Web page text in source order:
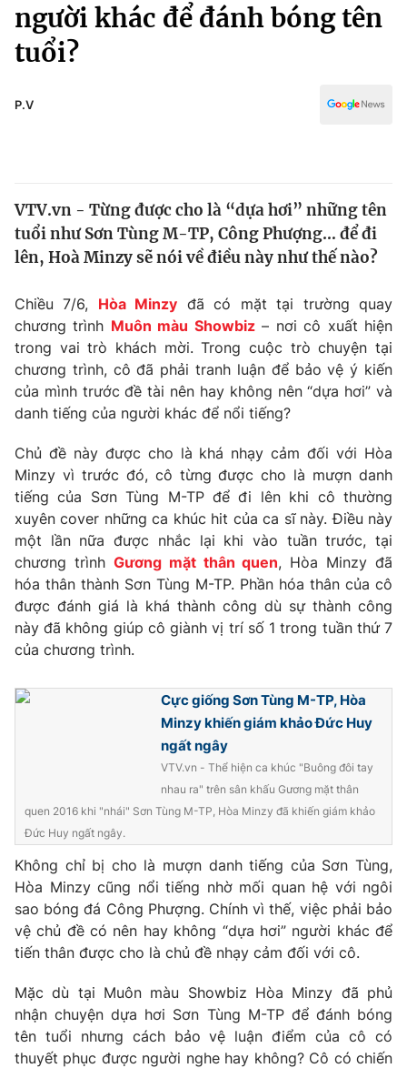
Chính trị
Xã hội
Pháp luật
Thế giới
Tin tức
Câu chuyện quốc tế
Kinh tế
Tài chính
Thị trường
Góc doanh nghiệp
Dữ liệu và đời sống
Truyền hình
Phim VTV
Hậu trường
Nhân vật
Khán giả
Giải sao mai
Điện ảnh
Âm nhạc
Sao
Đời sống
Du lịch
Làm đẹp
Chất lượng cuộc sống
Giáo dục
Tuyển sinh
Học trực tuyến
Công nghệ
Hitech Công nghệ tương lai
Sản phẩm
Thị trường
Giao lưu trực tuyến
Lịch phát sóng
Podcast
Photo Infographic
Video Shorts video
VTV Money VTV Thể thao
VTV Sức khoẻ Bất động sản
Thị trường 24h Tấm lòng Việt
Truyền hình
Văn hóa - Giải trí
người khác để đánh bóng tên
tuổi?
P.V
VTV.vn - Từng được cho là “dựa hơi” những tên
tuổi như Sơn Tùng M-TP, Công Phượng… để đi
lên, Hoà Minzy sẽ nói về điều này như thế nào?
Chiều 7/6, Hòa Minzy đã có mặt tại trường quay
chương trình Muôn màu Showbiz– nơi cô xuất hiện
trong vai trò khách mời. Trong cuộc trò chuyện tại
chương trình, cô đã phải tranh luận để bảo vệ ý kiến
của mình trước đề tài nên hay không nên “dựa hơi” và
danh tiếng của người khác để nổi tiếng?
Chủ đề này được cho là khá nhạy cảm đối với Hòa
Minzy vì trước đó, cô từng được cho là mượn danh
tiếng của Sơn Tùng M-TP để đi lên khi cô thường
xuyên cover những ca khúc hit của ca sĩ này. Điều này
một lần nữa được nhắc lại khi vào tuần trước, tại
chương trình Gương mặt thân quen, Hòa Minzy đã
hóa thân thành Sơn Tùng M-TP. Phần hóa thân của cô
được đánh giá là khá thành công dù sự thành công
này đã không giúp cô giành vị trí số 1 trong tuần thứ 7
của chương trình.
Cực giống Sơn Tùng M-TP, Hòa
Minzy khiến giám khảo Đức Huy
ngất ngây
VTV.vn - Thể hiện ca khúc "Buông đôi tay
nhau ra" trên sân khấu Gương mặt thân
quen 2016 khi "nhái" Sơn Tùng M-TP, Hòa Minzy đã khiến giám khảo
Đức Huy ngất ngây.
Không chỉ bị cho là mượn danh tiếng của Sơn Tùng,
Hòa Minzy cũng nổi tiếng nhờ mối quan hệ với ngôi
sao bóng đá Công Phượng. Chính vì thế, việc phải bảo
vệ chủ đề có nên hay không “dựa hơi” người khác để
tiến thân được cho là chủ đề nhạy cảm đối với cô.
Mặc dù tại Muôn màu Showbiz Hòa Minzy đã phủ
nhận chuyện dựa hơi Sơn Tùng M-TP để đánh bóng
tên tuổi nhưng cách bảo vệ luận điểm của cô có
thuyết phục được người nghe hay không? Cô có chiến